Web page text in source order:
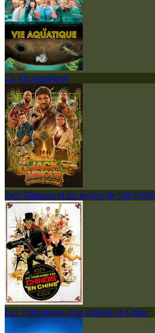
La Vie aquatique
Jack Mimoun et les secrets de Val Verde
Les Tribulations d'un chinois en Chine